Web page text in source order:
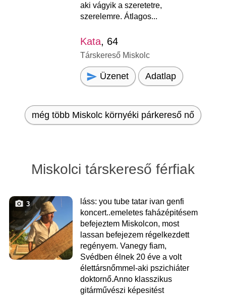
aki vágyik a szeretetre,
szerelemre. Átlagos...
Kata, 64
Társkereső Miskolc
Üzenet Adatlap
még több Miskolc környéki párkereső nő
Miskolci társkereső férfiak
3
láss: you tube tatar ivan genfi
koncert..emeletes faházépitésem
befejeztem Miskolcon, most
lassan befejezem régelkezdett
regényem. Vanegy fiam,
Svédben élnek 20 éve a volt
élettársnőmmel-aki pszichiáter
doktornő.Anno klasszikus
gitárművészi képesitést